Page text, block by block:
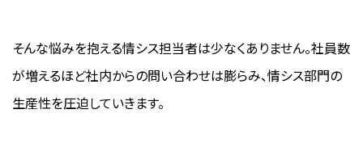
そんな悩みを抱える情シス担当者は少なくありません。社員数
が増えるほど社内からの問い合わせは膨らみ、情シス部門の
生産性を圧迫していきます。